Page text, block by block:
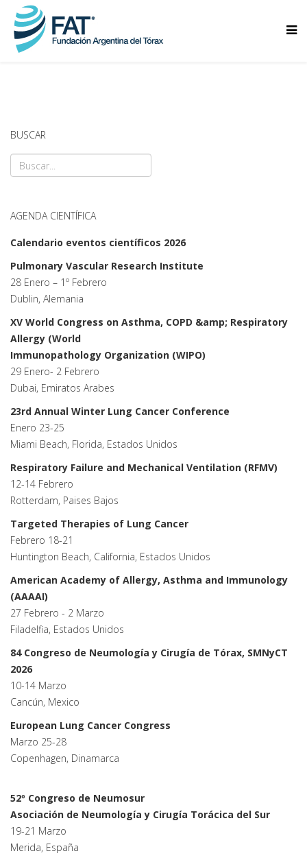
BUSCAR
AGENDA CIENTÍFICA
Calendario eventos científicos 2026
Pulmonary Vascular Research Institute
28 Enero – 1º Febrero
Dublin, Alemania
XV World Congress on Asthma, COPD &amp; Respiratory
Allergy (World
Immunopathology Organization (WIPO)
29 Enero- 2 Febrero
Dubai, Emiratos Arabes
23rd Annual Winter Lung Cancer Conference
Enero 23-25
Miami Beach, Florida, Estados Unidos
Respiratory Failure and Mechanical Ventilation (RFMV)
12-14 Febrero
Rotterdam, Paises Bajos
Targeted Therapies of Lung Cancer
Febrero 18-21
Huntington Beach, California, Estados Unidos
American Academy of Allergy, Asthma and Immunology
(AAAAI)
27 Febrero - 2 Marzo
Filadelfia, Estados Unidos
84 Congreso de Neumología y Cirugía de Tórax, SMNyCT
2026
10-14 Marzo
Cancún, Mexico
European Lung Cancer Congress
Marzo 25-28
Copenhagen, Dinamarca
52º Congreso de Neumosur
Asociación de Neumología y Cirugía Torácica del Sur
19-21 Marzo
Merida, España